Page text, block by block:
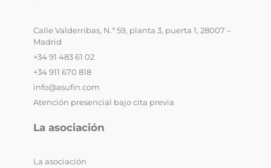
Calle Valderribas, N.º 59, planta 3, puerta 1, 28007 –
Madrid
+34 91 483 61 02
+34 911 670 818
info@asufin.com
Atención presencial bajo cita previa
La asociación
La asociación